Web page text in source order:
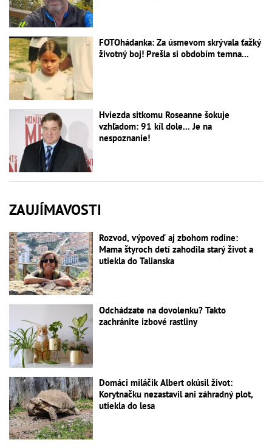
FOTOhádanka: Za úsmevom skrývala ťažký
životný boj! Prešla si obdobím temna...
Hviezda sitkomu Roseanne šokuje
vzhľadom: 91 kíl dole... Je na
nespoznanie!
ZAUJÍMAVOSTI
Rozvod, výpoveď aj zbohom rodine:
Mama štyroch detí zahodila starý život a
utiekla do Talianska
Odchádzate na dovolenku? Takto
zachránite izbové rastliny
Domáci miláčik Albert okúsil život:
Korytnačku nezastavil ani záhradný plot,
utiekla do lesa